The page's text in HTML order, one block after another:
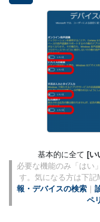
基本的に全て [い
必要な機能のみ「はい
す。気になる方は下記
報・デバイスの検索 ｜
ペ